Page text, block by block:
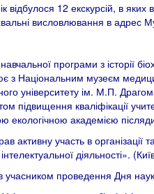
відбулося 12 екскурсій, в яких
висловлювання в адрес
програми з історії
з Національним музеєм
університету ім. М.П.
підвищення кваліфікації
екологічною академією
активну участь в організації
діяльності».
проведення Дня